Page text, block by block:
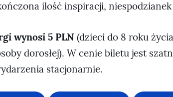
ilość inspiracji,
wynosi 5 PLN (dzieci do 8 roku
dorosłej). W cenie biletu jest
stacjonarnie.